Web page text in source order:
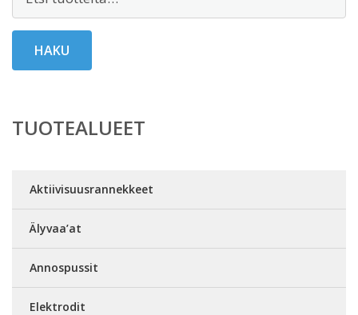
HAKU
TUOTEALUEET
Aktiivisuusrannekkeet
Älyvaa’at
Annospussit
Elektrodit